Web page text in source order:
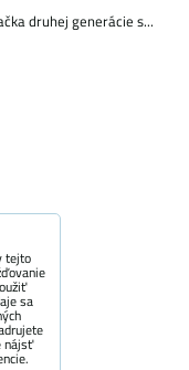
druhej generácie s...
tejto
sa
nájsť